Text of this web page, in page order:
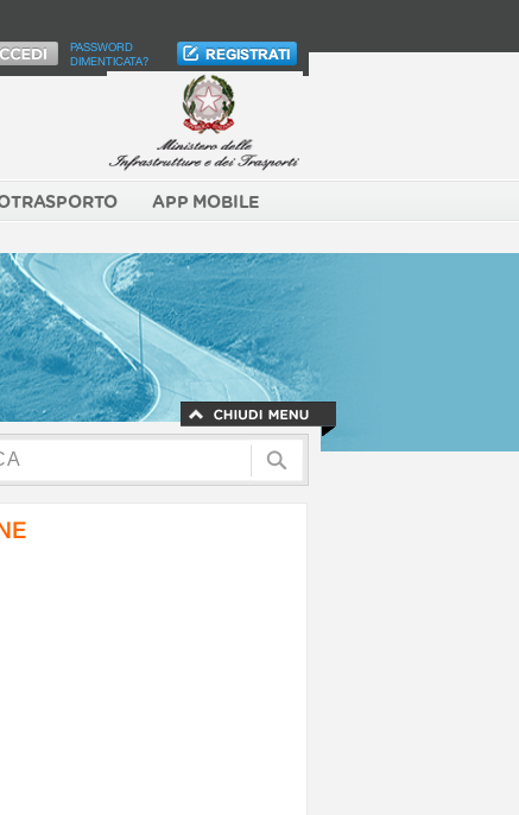
PASSWORD
DIMENTICATA?
APP MOBILE